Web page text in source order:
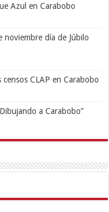
Azul en Carabobo
día de Júbilo
CLAP en Carabobo
a Carabobo”